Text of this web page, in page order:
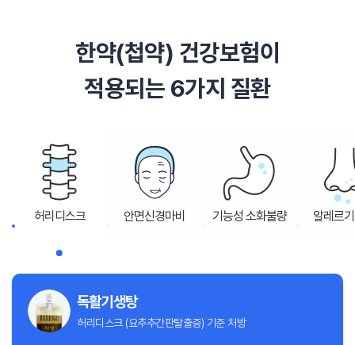
한약(첩약) 건강보험이
적용되는 6가지 질환
허리디스크 안면신경마비 기능성 소화불량 알레르
독활기생탕
허리디스크 (요추추간판탈출증) 기준 처방